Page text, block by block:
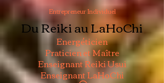
Entrepreneur Individuel
Du Reiki au LaHoChi
Energéticien
Praticien et Maître
Enseignant Reiki Usui
Enseignant LaHoChi